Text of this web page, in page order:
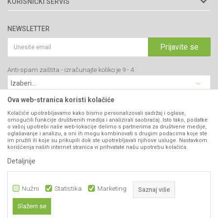
34000 Kragujevac, Srbija
webshop@agromarket.rs
PIB: 102135221
Matični broj: 07593252
Prodavnice
Brendovi
Katalozi
Blog
Najčešća pitanja
Politika privatnosti
Kako kupiti
Isporuka
Click & Collect
Načini plaćanja
Plaćanje karticama
Web kredit Raiffeisen banke
Pravo na odustajanje
Reklamacije
Zamena artikala
NEWSLETTER
Prijavite se
Anti-spam zaštita - izračunajte koliko je 9 - 4 :
VIBER I SMS NEWSLETTER
Prijavite se
PRATITE NAS
Ova web-stranica koristi kolačiće
Kolačiće upotrebljavamo kako bismo personalizovali sadržaj i oglase,
omogućili funkcije društvenih medija i analizirali saobraćaj. Isto tako, podatke
o vašoj upotrebi naše web-lokacije delimo s partnerima za društvene medije,
oglašavanje i analizu, a oni ih mogu kombinovati s drugim podacima koje ste
im pružili ili koje su prikupili dok ste upotrebljavali njihove usluge. Nastavkom
korišćenja naših internet stranica vi prihvatate našu upotrebu kolačića.
Detaljnije
Nužni Statistika Marketing Saznaj više
Slažem se